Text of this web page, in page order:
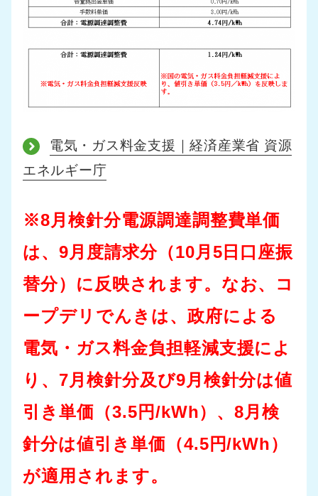
電気・ガス料金支援｜経済産業省 資源
エネルギー庁
※8月検針分電源調達調整費単価
は、9月度請求分（10月5日口座振
替分）に反映されます。なお、コ
ープデリでんきは、政府による
電気・ガス料金負担軽減支援によ
り、7月検針分及び9月検針分は値
引き単価（3.5円/kWh）、8月検
針分は値引き単価（4.5円/kWh）
が適用されます。